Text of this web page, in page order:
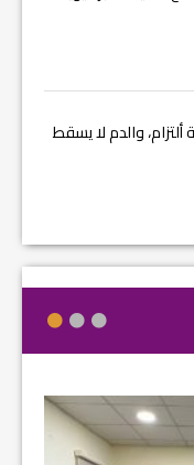
والدم لا يسقط